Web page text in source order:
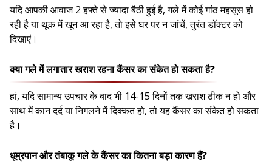
यदि आपकी आवाज 2 हफ्ते से ज्यादा बैठी हुई है, गले में कोई गांठ महसूस हो
रही है या थूक में खून आ रहा है, तो इसे घर पर न जांचें, तुरंत डॉक्टर को
दिखाएं।
क्या गले में लगातार खराश रहना कैंसर का संकेत हो सकता है?
हां, यदि सामान्य उपचार के बाद भी 14-15 दिनों तक खराश ठीक न हो और
साथ में कान दर्द या निगलने में दिक्कत हो, तो यह कैंसर का संकेत हो सकता
है।
धूम्रपान और तंबाकू गले के कैंसर का कितना बड़ा कारण हैं?